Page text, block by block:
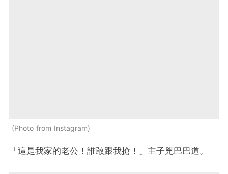
Photo from Instagram
「這是我家的老公！誰敢跟我搶！」主子兇巴巴道。